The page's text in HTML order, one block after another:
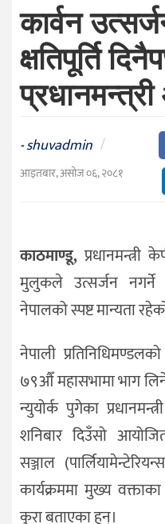
संघीय
प्रविधि
जीवनशैली
दर्शन
/
संस्कृति
राजनीति
कार्वन
क्षतिपूर्ति
-shuvadmin /
आइतबार, असोज ०६, २०८१
काठमाण्डू,
मुलुकले उत्सर्जन नगर्ने
नेपालको स्पष्ट मान्यता
नेपाली
७९औँ महासभामा भाग
न्युयोर्क पुगेका
शनिबार दिउँसो
सञ्जाल
कार्यक्रममा मुख्य
कुरा बताएका हुन्।